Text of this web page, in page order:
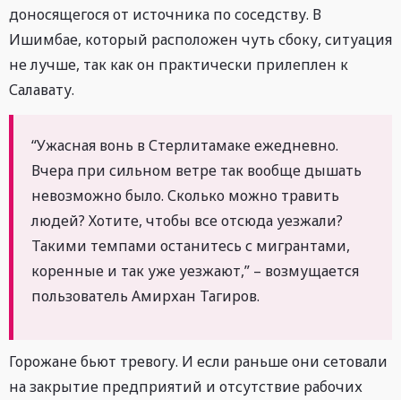
доносящегося от источника по соседству. В
Ишимбае, который расположен чуть сбоку, ситуация
не лучше, так как он практически прилеплен к
Салавату.
“Ужасная вонь в Стерлитамаке ежедневно.
Вчера при сильном ветре так вообще дышать
невозможно было. Сколько можно травить
людей? Хотите, чтобы все отсюда уезжали?
Такими темпами останитесь с мигрантами,
коренные и так уже уезжают,” – возмущается
пользователь Амирхан Тагиров.
Горожане бьют тревогу. И если раньше они сетовали
на закрытие предприятий и отсутствие рабочих